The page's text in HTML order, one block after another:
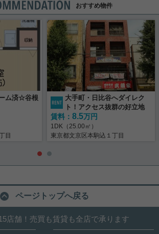
おすすめ物件
ム済☆谷根
目
大手町・日比谷へダイレク
ト！アクセス抜群の好立地
賃料： 8.5万円
1DK（25.00㎡）
東京都文京区本駒込１丁目
ページトップへ戻る
店舗！売買も賃貸も全店で承ります